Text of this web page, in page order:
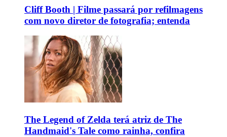
Cliff Booth | Filme passará por refilmagens
com novo diretor de fotografia; entenda
The Legend of Zelda terá atriz de The
Handmaid's Tale como rainha, confira